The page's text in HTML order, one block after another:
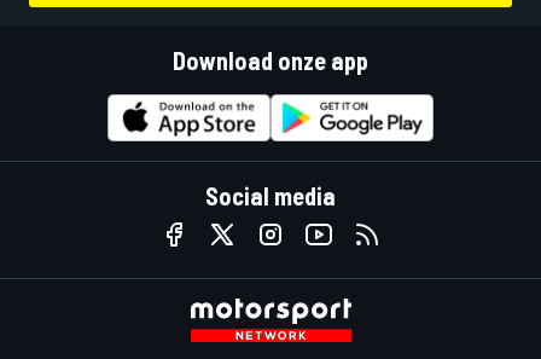
Download onze app
Social media